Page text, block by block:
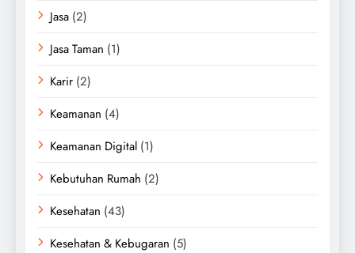
Jasa (2)
Jasa Taman (1)
Karir (2)
Keamanan (4)
Keamanan Digital (1)
Kebutuhan Rumah (2)
Kesehatan (43)
Kesehatan & Kebugaran (5)